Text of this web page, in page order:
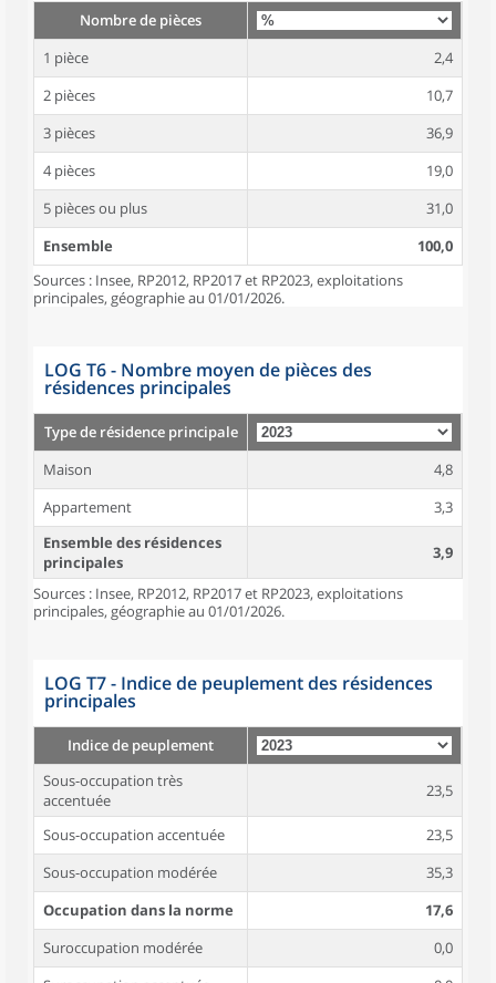
Nombre de pièces
1 pièce
2,4
2 pièces
10,7
3 pièces
36,9
4 pièces
19,0
5 pièces ou plus
31,0
Ensemble
100,0
Sources : Insee, RP2012, RP2017 et RP2023, exploitations
principales, géographie au 01/01/2026.
LOG T6 - Nombre moyen de pièces des
résidences principales
Type de résidence principale
Maison
4,8
Appartement
3,3
Ensemble des résidences
principales
3,9
Sources : Insee, RP2012, RP2017 et RP2023, exploitations
principales, géographie au 01/01/2026.
LOG T7 - Indice de peuplement des résidences
principales
Indice de peuplement
Sous-occupation très
accentuée
23,5
Sous-occupation accentuée
23,5
Sous-occupation modérée
35,3
Occupation dans la norme
17,6
Suroccupation modérée
0,0